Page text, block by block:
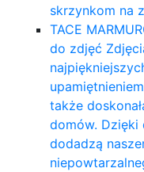
skrzynkom na
TACE
do zdjęć
także
domów. Dzięki
dodadzą